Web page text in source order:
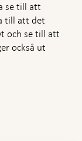
se till att
till att det
och se till att
också ut